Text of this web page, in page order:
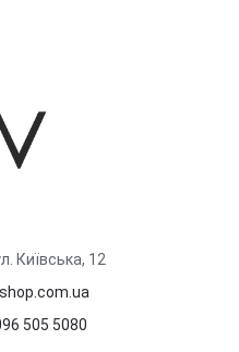
Київська, 12
505 5080